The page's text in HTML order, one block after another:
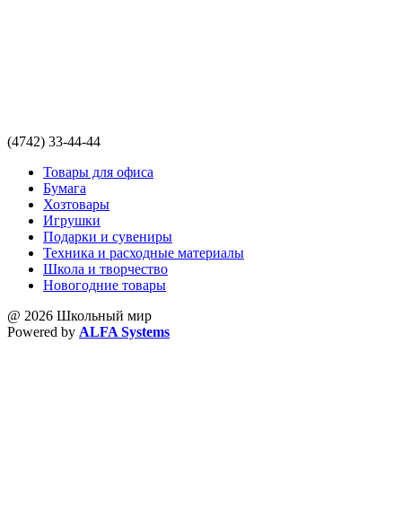
(4742) 33-44-44
Товары для офиса
Бумага
Хозтовары
Игрушки
Подарки и сувениры
Техника и расходные материалы
Школа и творчество
Новогодние товары
@ 2026 Школьный мир
Powered by ALFA Systems